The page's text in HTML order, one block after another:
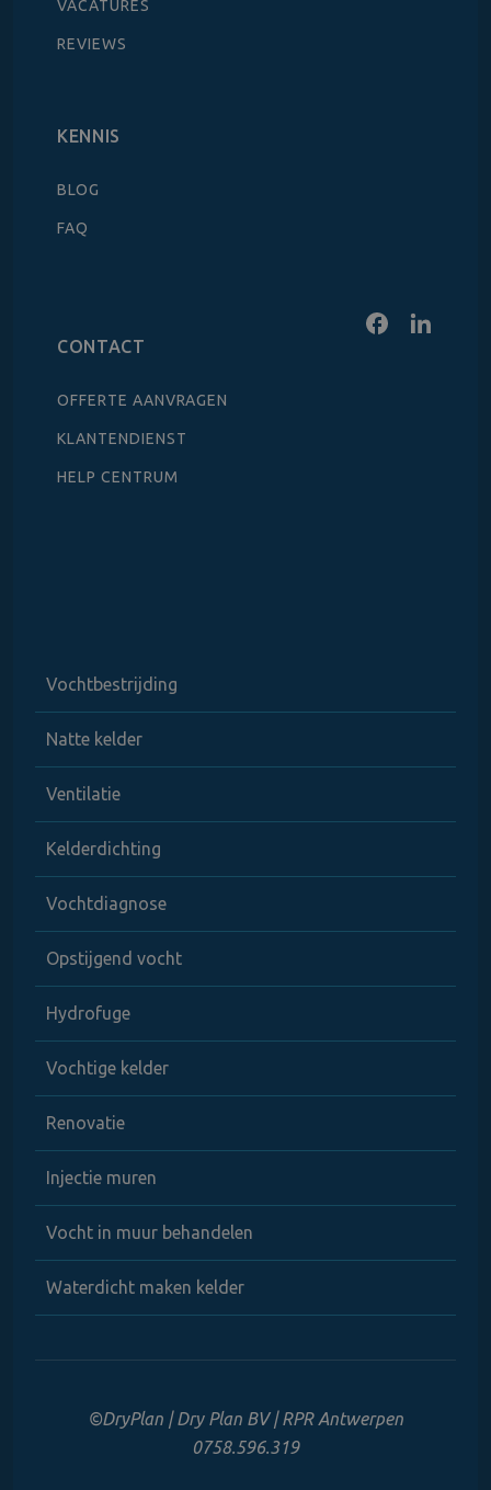
VACATURES
REVIEWS
KENNIS
BLOG
FAQ
CONTACT
OFFERTE AANVRAGEN
KLANTENDIENST
HELP CENTRUM
Vochtbestrijding
Natte kelder
Ventilatie
Kelderdichting
Vochtdiagnose
Opstijgend vocht
Hydrofuge
Vochtige kelder
Renovatie
Injectie muren
Vocht in muur behandelen
Waterdicht maken kelder
©DryPlan | Dry Plan BV | RPR Antwerpen
0758.596.319